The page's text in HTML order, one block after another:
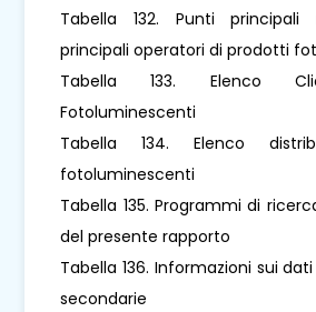
Tabella 132. Punti principali
principali operatori di prodotti
Tabella 133. Elenco
Fotoluminescenti
Tabella 134. Elenco
fotoluminescenti
Tabella 135. Programmi di
del presente rapporto
Tabella 136. Informazioni sui
secondarie